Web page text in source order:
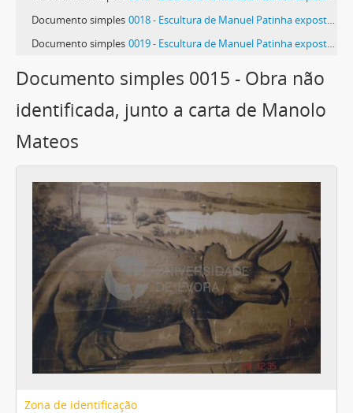
Documento simples 0018 - Escultura de Manuel Patinha exposta no Ateneo de Ferrol
Documento simples 0019 - Escultura de Manuel Patinha exposta no Ateneo de Ferrol
Documento simples 0015 - Obra não
identificada, junto a carta de Manolo
Mateos
Zona de identificação